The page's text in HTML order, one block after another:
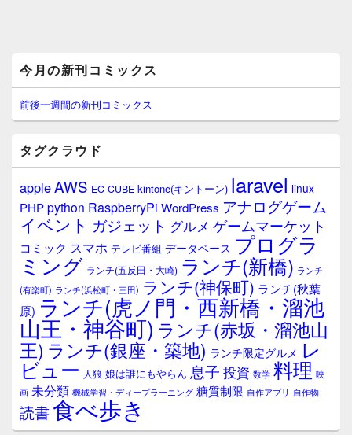
イ
ン
サ
イ
ウ
ィ
ジ
ェ
ア
今月の新刊コミックス
前後一週間の新刊コミックス
タグクラウド
appleAWS EC-CUBE kintone(キントーン) laravel linux
PHPpython RaspberryPi WordPress アナログゲーム
イベント ガジェット グルメ ゲームマーケット
コミック スマホ テレビ番組 データベース プログラ
ミング ランチ(五反田・大崎) ランチ(新橋) ランチ
(有楽町) ランチ(浜松町・三田) ランチ(神保町) ランチ(秋葉
原) ランチ(虎ノ門・西新橋・溜池
山王・神谷町) ランチ(赤坂・溜池山
王) ランチ(銀座・築地) ランチ限定グルメ レ
ビュー 人狼 娘は誰にもやらん 息子 投資 数学 料理 映
画 未分類 機械学習・ディープラーニング 糖質制限 自作アプリ 自作物
読書食べ歩き